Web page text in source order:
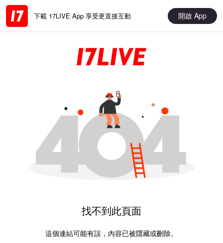
下載 17LIVE App 享受更直接互動 開啟 App
找不到此頁面
這個連結可能有誤，內容已被隱藏或刪除。